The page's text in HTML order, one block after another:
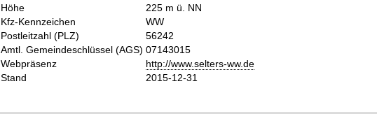
Höhe
225 m ü. NN
Kfz-Kennzeichen
WW
Postleitzahl (PLZ)
56242
Amtl. Gemeindeschlüssel (AGS) 07143015
Webpräsenz
http://www.selters-ww.de
Stand
2015-12-31